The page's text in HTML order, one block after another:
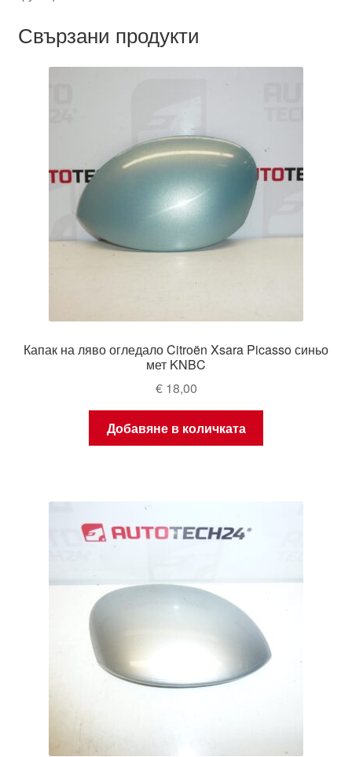
Свързани продукти
Капак на ляво огледало Citroën Xsara Picasso синьо
мет KNBC
€18,00
Добавяне в количката